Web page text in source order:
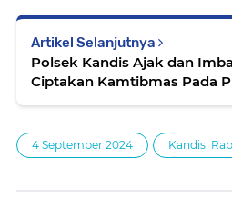
Artikel Selanjutnya
Polsek Kandis Ajak dan
Ciptakan Kamtibmas Pada
4 September 2024 Kandis.